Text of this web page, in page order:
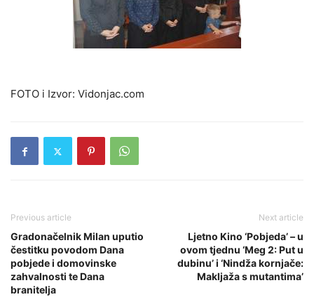
FOTO i Izvor: Vidonjac.com
Previous article
Gradonačelnik Milan uputio
čestitku povodom Dana
pobjede i domovinske
zahvalnosti te Dana
branitelja
Next article
Ljetno Kino ‘Pobjeda’ – u
ovom tjednu ‘Meg 2: Put u
dubinu’ i ‘Nindža kornjače:
Makljaža s mutantima’